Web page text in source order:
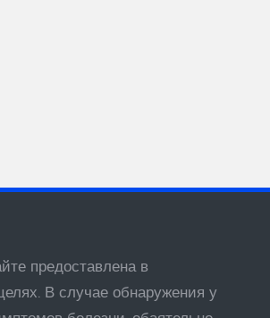
предоставлена в
В случае обнаружения у